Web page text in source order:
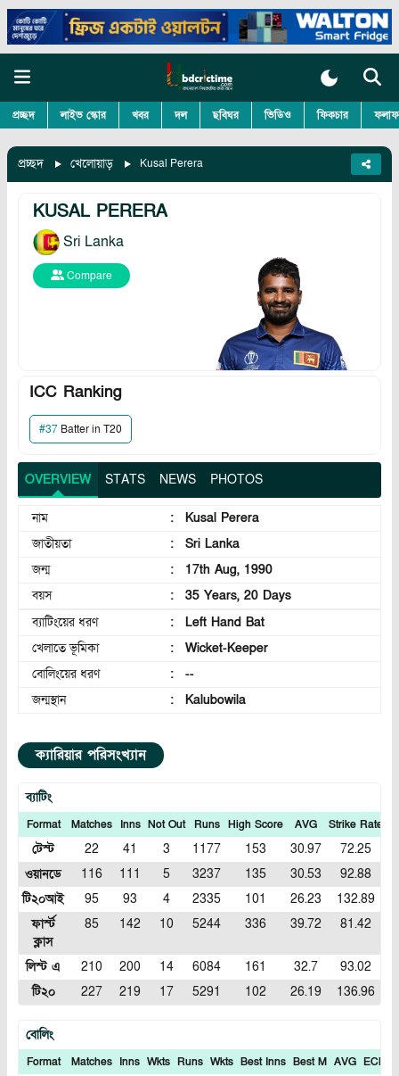
প্রচ্ছদ লাইভ স্কোর খবর দল ছবিঘর ভিডিও ফিকচার
প্রচ্ছদ খেলোয়াড় Kusal Perera
KUSAL PERERA
Sri Lanka
Compare
ICC Ranking
#37 Batter in T20
OVERVIEW STATS NEWS PHOTOS
নাম :
Kusal Perera
জাতীয়তা
:
Sri Lanka
জন্ম
:
17th Aug, 1990
বয়স
:
35 Years, 20 Days
ব্যাটিংয়ের ধরণ
:
Left Hand Bat
খেলাতে ভূমিকা
:
Wicket-Keeper
বোলিংয়ের ধরণ
:
--
জন্মস্থান
: Kalubowila
ক্যারিয়ার পরিসংখ্যান
ব্যাটিং
Format Matches Inns Not Out Runs High Score AVG Strike Rate
টেস্ট 22 41 3 1177 153 30.97
72.25
ওয়ানডে
116 111 5 3237 135 30.53
92.88
টি২০আই
95 93 4 2335 101 26.23
132.89
ফার্স্ট
ক্লাস
85 142 10 5244 336 39.72 81.42
লিস্ট এ 210 200 14 6084 161 32.7 93.02
টি২০
227 219 17 5291 102 26.19 136.96
বোলিং
Format Matches Inns Wkts Runs Wkts Best Inns Best M AVG ECN